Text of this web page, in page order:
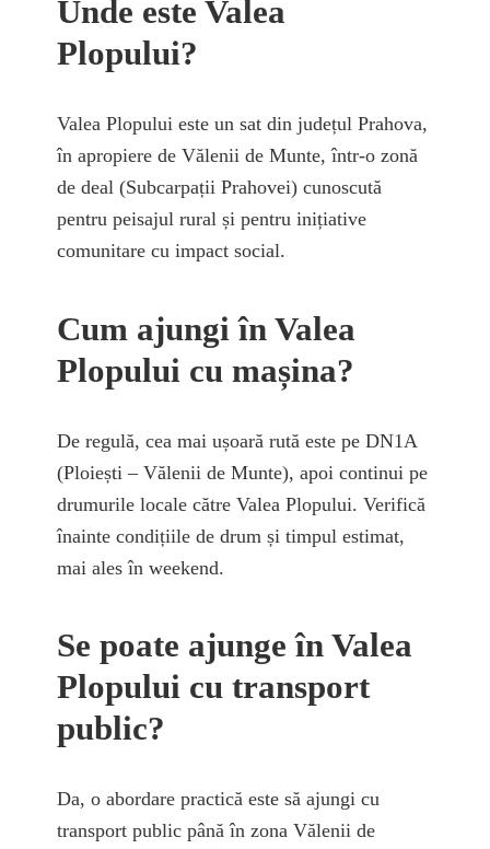
Unde este Valea
Plopului?
Valea Plopului este un sat din județul Prahova,
în apropiere de Vălenii de Munte, într-o zonă
de deal (Subcarpații Prahovei) cunoscută
pentru peisajul rural și pentru inițiative
comunitare cu impact social.
Cum ajungi în Valea
Plopului cu mașina?
De regulă, cea mai ușoară rută este pe DN1A
(Ploiești – Vălenii de Munte), apoi continui pe
drumurile locale către Valea Plopului. Verifică
înainte condițiile de drum și timpul estimat,
mai ales în weekend.
Se poate ajunge în Valea
Plopului cu transport
public?
Da, o abordare practică este să ajungi cu
transport public până în zona Vălenii de